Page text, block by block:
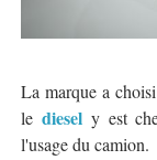
La marque a
lediesel y est
l'usage du camion.